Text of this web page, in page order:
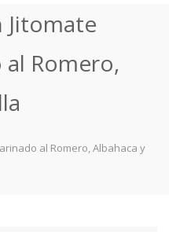
Jitomate
Romero,
al Romero, Albahaca y